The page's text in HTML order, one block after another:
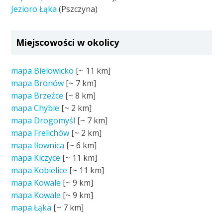
Jezioro Łąka (Pszczyna)
Miejscowości w okolicy
mapa Bielowicko [~ 11 km]
mapa Bronów [~ 7 km]
mapa Brzeźce [~8 km]
mapa Chybie [~ 2 km]
mapa Drogomyśl [~ 7 km]
mapa Frelichów [~ 2 km]
mapa Iłownica [~6 km]
mapa Kiczyce [~ 11 km]
mapa Kobielice [~ 11 km]
mapa Kowale [~9 km]
mapa Kowale [~9 km]
mapa Łąka [~ 7 km]